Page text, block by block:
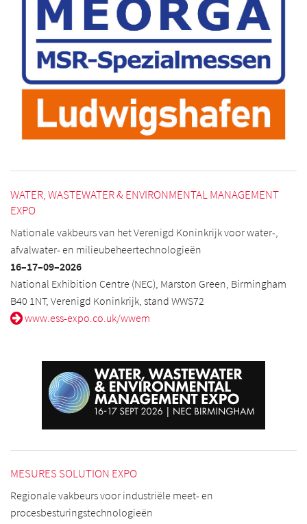
WATER, WASTEWATER & ENVIRONMENTAL MANAGEMENT
EXPO
Nationale vakbeurs van het Verenigd Koninkrijk voor water-,
afvalwater- en milieubeheertechnologieën
16–17–09–2026
National Exhibition Centre (NEC), Marston Green, Birmingham
B40 1NT, Verenigd Koninkrijk, stand WWS72
www.ess-expo.co.uk/wwem
MESURES SOLUTION EXPO
Regionale vakbeurs voor industriële meet- en
procesbesturingstechnologieën